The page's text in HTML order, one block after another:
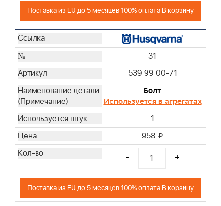
Поставка из EU до 5 месяцев 100% оплата В корзину
31
539 99 00-71
Болт
Используется в агрегатах
1
958 i
- +
Поставка из EU до 5 месяцев 100% оплата В корзину